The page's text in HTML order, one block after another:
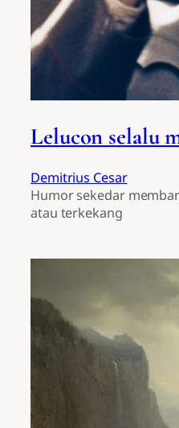
Lelucon selalu
Demitrius Cesar
Humor sekedar
atau terkekang